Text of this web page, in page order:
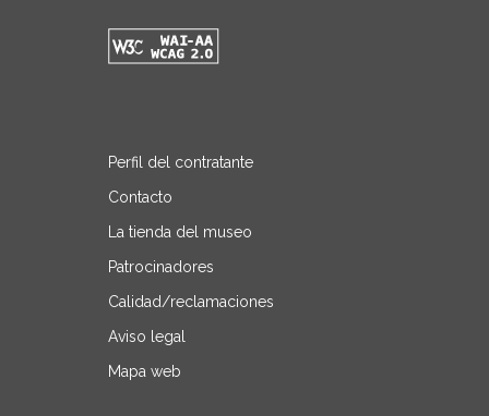
Perfil del contratante
Contacto
La tienda del museo
Patrocinadores
Calidad/reclamaciones
Aviso legal
Mapa web